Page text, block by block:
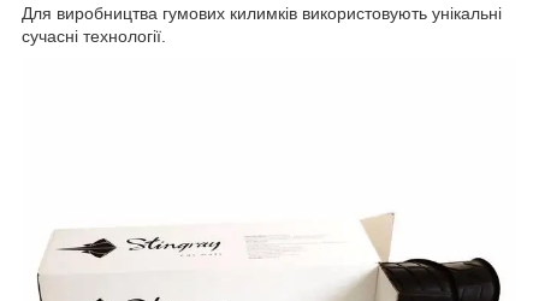
Для виробництва гумових килимків використовують унікальні
сучасні технології.